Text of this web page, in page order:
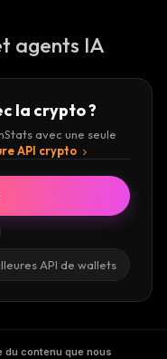
agents IA
la crypto ?
avec une seule
API crypto
API de wallets
du contenu que nous